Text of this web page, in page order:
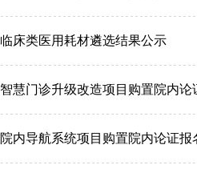
临床类医用耗材遴选结果公示
智慧门诊升级改造项目购置院内论
院内导航系统项目购置院内论证报